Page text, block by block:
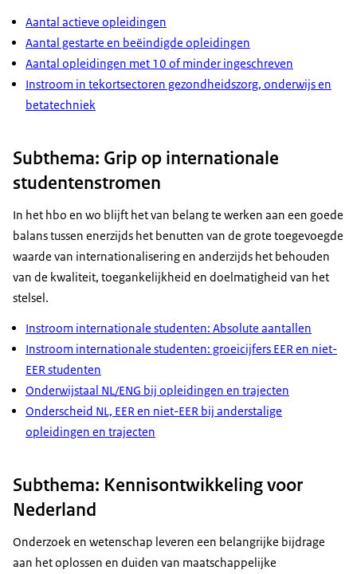
Aantal actieve opleidingen
Aantal gestarte en beëindigde opleidingen
Aantal opleidingen met 10 of minder ingeschreven
Instroom in tekortsectoren gezondheidszorg, onderwijs en
betatechniek
Subthema: Grip op internationale
studentenstromen
In het hbo en wo blijft het van belang te werken aan een goede
balans tussen enerzijds het benutten van de grote toegevoegde
waarde van internationalisering en anderzijds het behouden
van de kwaliteit, toegankelijkheid en doelmatigheid van het
stelsel.
Instroom internationale studenten: Absolute aantallen
Instroom internationale studenten: groeicijfers EER en niet-
EER studenten
Onderwijstaal NL/ENG bij opleidingen en trajecten
Onderscheid NL, EER en niet-EER bij anderstalige
opleidingen en trajecten
Subthema: Kennisontwikkeling voor
Nederland
Onderzoek en wetenschap leveren een belangrijke bijdrage
aan het oplossen en duiden van maatschappelijke